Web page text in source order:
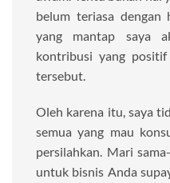
belum teriasa dengan
yang mantap saya
kontribusi yang
tersebut.
Oleh karena itu, saya
semua yang mau
persilahkan. Mari
untuk bisnis Anda